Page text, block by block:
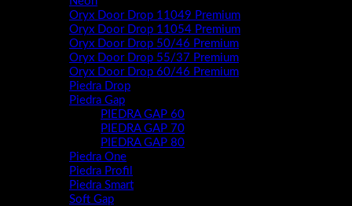
Oryx Door Drop 11049 Premium
Oryx Door Drop 11054 Premium
Oryx Door Drop 50/46 Premium
Oryx Door Drop 55/37 Premium
Oryx Door Drop 60/46 Premium
Piedra Drop
Piedra Gap
PIEDRA GAP 60
PIEDRA GAP 70
PIEDRA GAP 80
Piedra One
Piedra Profil
Piedra Smart
Soft Gap